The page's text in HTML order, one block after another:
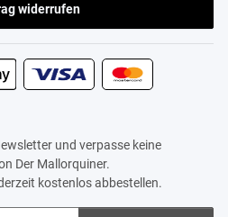
widerrufen
und verpasse keine
Der Mallorquiner.
kostenlos abbestellen.